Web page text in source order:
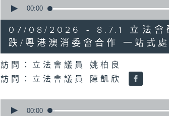
seconds
29
minutes,
37
seconds Volume
00:00
07/08/2026 - 8.7.1 立法會
跌/粵港澳消委會合作 一站式
訪問：立法會議員 姚柏良
訪問：立法會議員 陳凱欣
seconds
00:00